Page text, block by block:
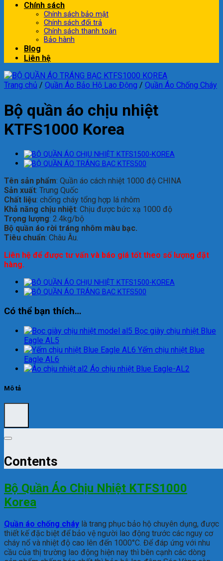
Chính sách
Chính sách bảo mật
Chính sách đổi trả
Chính sách thanh toán
Bảo hành
Blog
Liên hệ
Trang chủ / Quần Áo Bảo Hộ Lao Động / Quần Áo Chống Cháy
Bộ quần áo chịu nhiệt
KTFS1000 Korea
Tên sản phẩm: Quần áo cách nhiệt 1000 độ CHINA
Sản xuất: Trung Quốc
Chất liệu: chống cháy tổng hợp lá nhôm
Khả năng chịu nhiệt: Chịu được bức xạ 1000 độ
Trọng lượng: 2.4kg/bộ
Bộ quần áo rời tráng nhôm màu bạc.
Tiêu chuẩn: Châu Âu.
Liên hệ để được tư vấn và báo giá tốt theo số lượng đặt
hàng.
Có thể bạn thích…
Bọc giày chịu nhiệt Blue
Eagle AL5
Yếm chịu nhiệt Blue
Eagle AL6
Áo chịu nhiệt Blue Eagle-AL2
Mô tả
Contents
Bộ Quần Áo Chịu Nhiệt KTFS1000
Korea
Quần áo chống cháy là trang phục bảo hộ chuyên dụng, được
thiết kế đặc biệt để bảo vệ người lao động trước các nguy cơ
cháy nổ và nhiệt độ cao lên đến 1000°C. Để đáp ứng với nhu
cầu của thị trường lao động hiện nay thì bên cạnh các dòng